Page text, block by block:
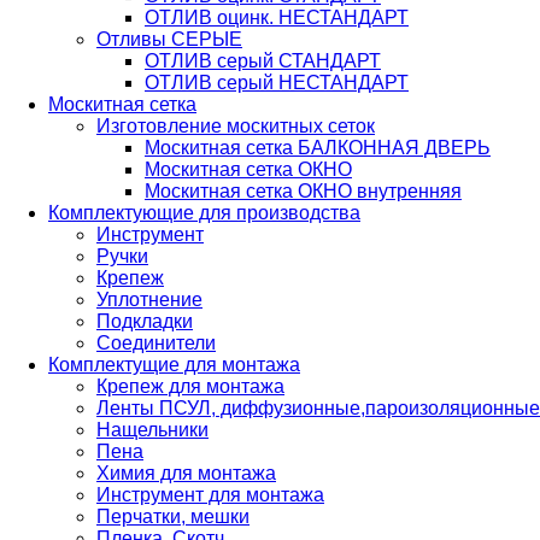
ОТЛИВ оцинк. НЕСТАНДАРТ
Отливы СЕРЫЕ
ОТЛИВ серый СТАНДАРТ
ОТЛИВ серый НЕСТАНДАРТ
Москитная сетка
Изготовление москитных сеток
Москитная сетка БАЛКОННАЯ ДВЕРЬ
Москитная сетка ОКНО
Москитная сетка ОКНО внутренняя
Комплектующие для производства
Инструмент
Ручки
Крепеж
Уплотнение
Подкладки
Соединители
Комплектущие для монтажа
Крепеж для монтажа
Ленты ПСУЛ, диффузионные,пароизоляционные
Нащельники
Пена
Химия для монтажа
Инструмент для монтажа
Перчатки, мешки